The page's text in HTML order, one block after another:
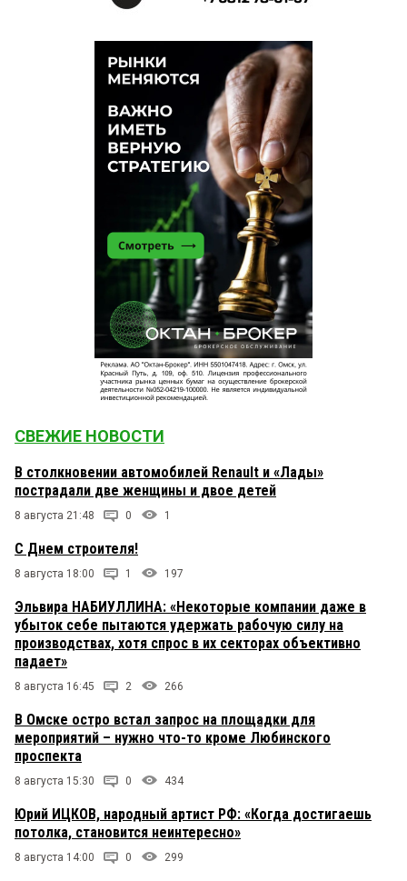
СВЕЖИЕ НОВОСТИ
В столкновении автомобилей Renault и «Лады»
пострадали две женщины и двое детей
8 августа 21:48 0 1
С Днем строителя!
8 августа 18:00 1 197
Эльвира НАБИУЛЛИНА: «Некоторые компании даже в
убыток себе пытаются удержать рабочую силу на
производствах, хотя спрос в их секторах объективно
падает»
8 августа 16:45 2 266
В Омске остро встал запрос на площадки для
мероприятий – нужно что-то кроме Любинского
проспекта
8 августа 15:30 0 434
Юрий ИЦКОВ, народный артист РФ: «Когда достигаешь
потолка, становится неинтересно»
8 августа 14:00 0 299